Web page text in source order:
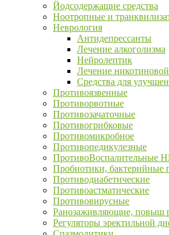
Йодсодержащие средства
Ноотропные и
Неврология
Антидепрессанты
Лечение алкоголизма
Нейролептик
Лечение
Средства для
Противоязвенные
Противорвотные
Противозачаточные
Противогрибковые
Противомикробное
Противопедикулезные
ПротивоВоспалительные
Пробиотики, бактерийные
Противодиабетические
Противоастматические
Противовирусные
Ранозаживляющие, повыш
Регуляторы эректильной